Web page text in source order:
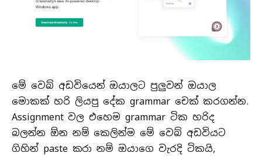
මේ වෙබ් අඩවියෙන් ඔයාලට පුලුවන් ඔයාල
මොකක් හරි ලියපු දේක grammar චෙක් කරගන්න.
Assignment වල එහෙම grammar ටික හරිද
බලන්න ඕන නම් කෙලින්ම මේ වෙබ් අඩවියට
ගිහින් paste කරා නම් ඔයාගෙ වැරදි ටිකයි,